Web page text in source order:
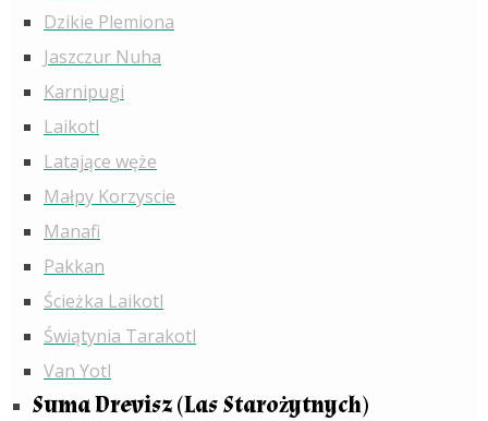
Dzikie Plemiona
Jaszczur Nuha
Karnipugi
Laikotl
Latające węże
Małpy Korzyscie
Manafi
Pakkan
Ścieżka Laikotl
Świątynia Tarakotl
Van Yotl
Suma Drevisz (Las Starożytnych)